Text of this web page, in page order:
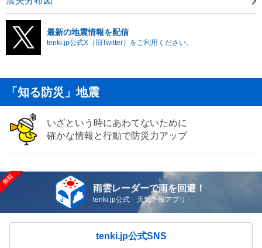
最新の地震情報を配信
tenki.jp公式X（旧Twitter）をご利用ください。
「知る防災」地震
いざという時にあわてないために
確かな情報と行動で防災力アップ
雨雲レーダーで雨を回避！
tenki.jp公式 天気予報アプリ
tenki.jp公式SNS